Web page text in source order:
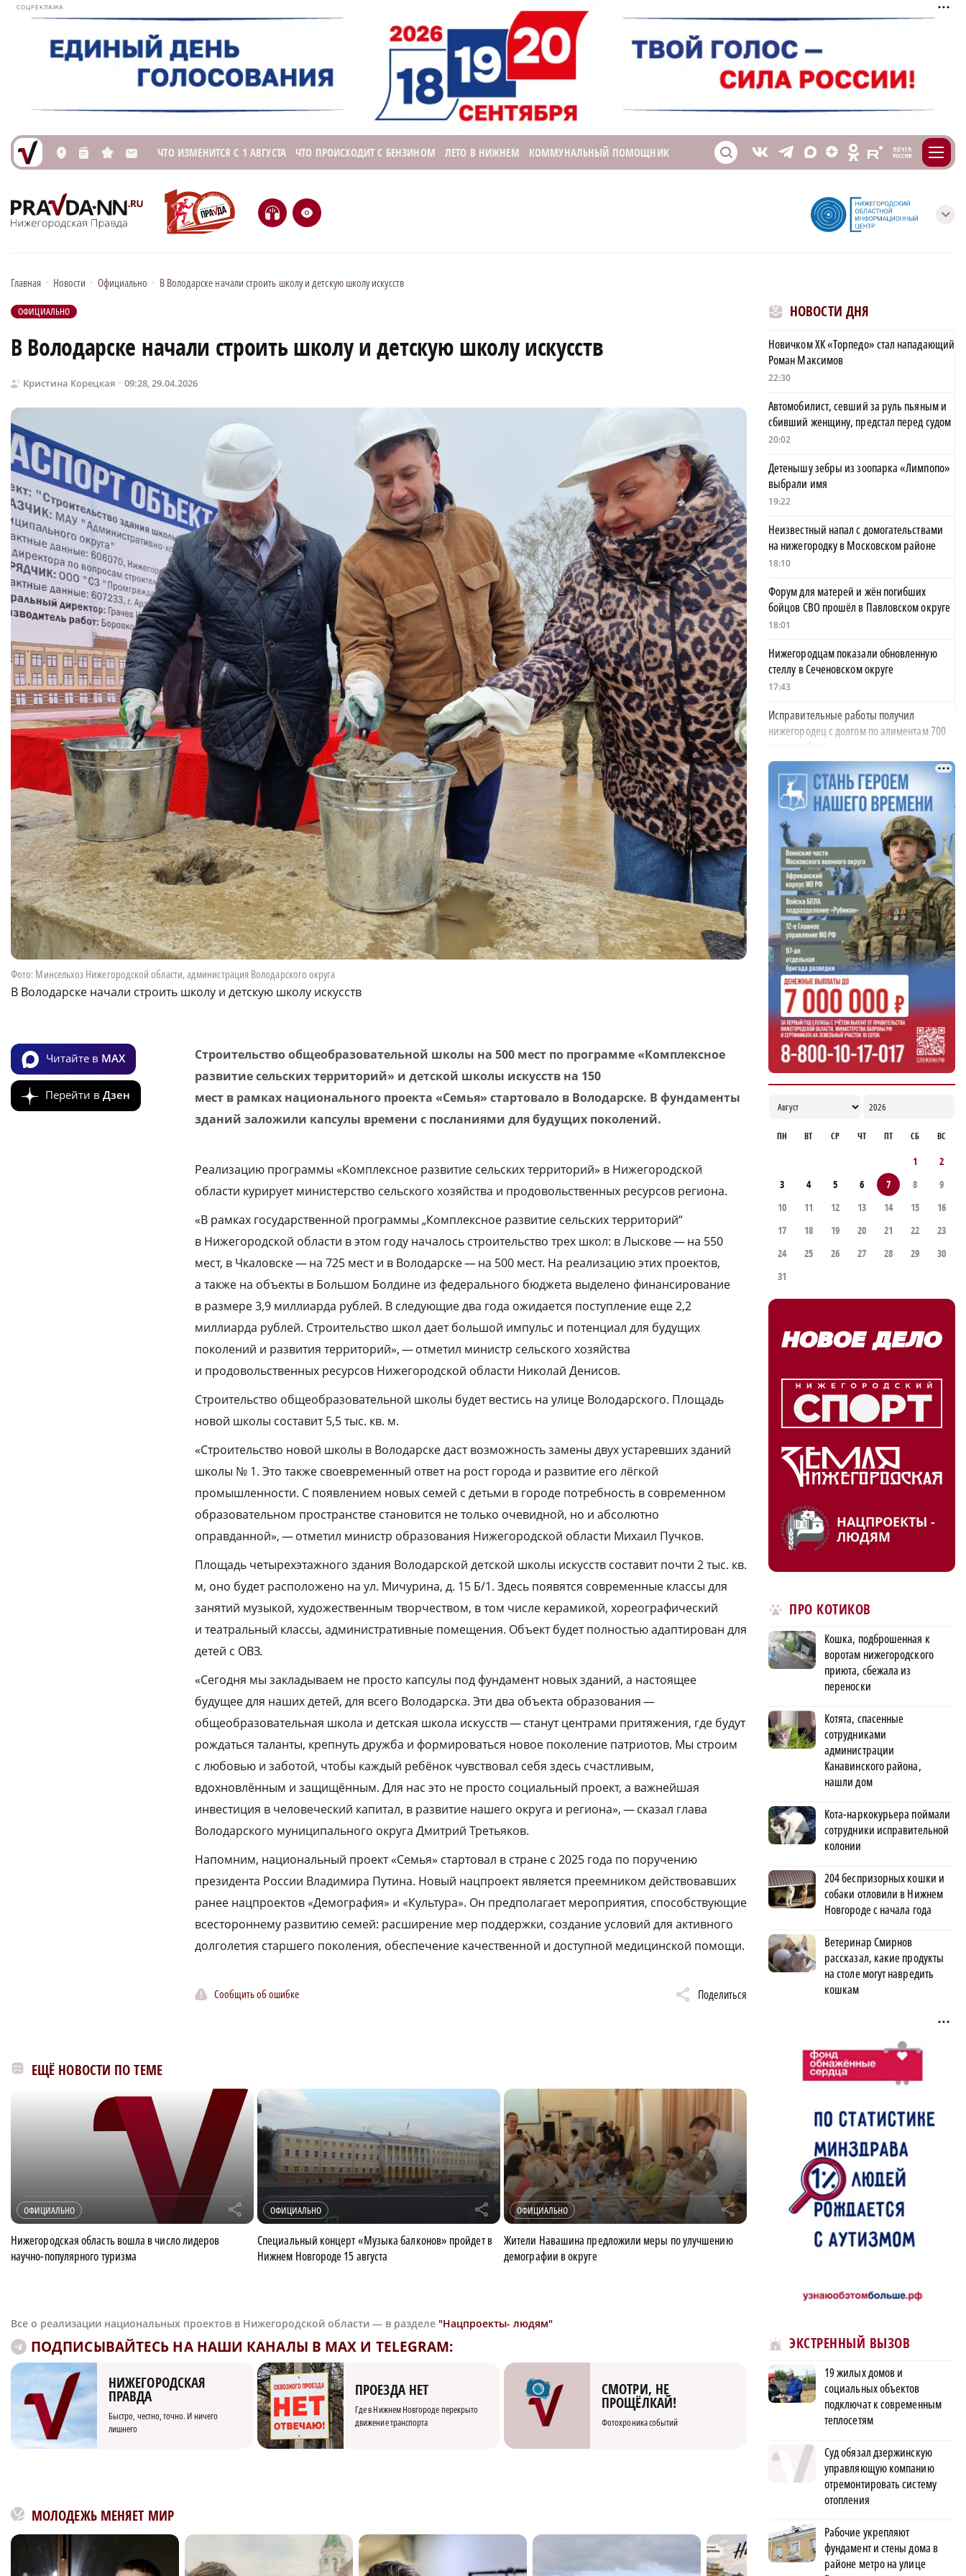
СОЦРЕКЛАМА
L n s M ЧТО ИЗМЕНИТСЯ С 1 АВГУСТА ЧТО ПРОИСХОДИТ С БЕНЗИНОМ ЛЕТО В НИЖНЕМ КОММУНАЛЬНЫЙ ПОМОЩНИК S V T X Z O E m
H e с
Главная • Новости • Официально • В Володарске начали строить школу и детскую школу искусств
ОФИЦИАЛЬНО
В Володарске начали строить школу и детскую школу искусств
Кристина Корецкая 09:28, 29.04.2026
Фото: Минсельхоз Нижегородской области, администрация Володарского округа
В Володарске начали строить школу и детскую школу искусств
Читайте в MAX
Перейти в Дзен
Строительство общеобразовательной школы на 500 мест по программе «Комплексное
развитие сельских территорий» и детской школы искусств на 150
мест в рамках национального проекта «Семья» стартовало в Володарске. В фундаменты
зданий заложили капсулы времени с посланиями для будущих поколений.
Реализацию программы «Комплексное развитие сельских территорий» в Нижегородской
области курирует министерство сельского хозяйства и продовольственных ресурсов региона.
«В рамках государственной программы „Комплексное развитие сельских территорий“
в Нижегородской области в этом году началось строительство трех школ: в Лыскове — на 550
мест, в Чкаловске — на 725 мест и в Володарске — на 500 мест. На реализацию этих проектов,
а также на объекты в Большом Болдине из федерального бюджета выделено финансирование
в размере 3,9 миллиарда рублей. В следующие два года ожидается поступление еще 2,2
миллиарда рублей. Строительство школ дает большой импульс и потенциал для будущих
поколений и развития территорий», — отметил министр сельского хозяйства
и продовольственных ресурсов Нижегородской области Николай Денисов.
Строительство общеобразовательной школы будет вестись на улице Володарского. Площадь
новой школы составит 5,5 тыс. кв. м.
«Строительство новой школы в Володарске даст возможность замены двух устаревших зданий
школы № 1. Это также своевременный ответ на рост города и развитие его лёгкой
промышленности. С появлением новых семей с детьми в городе потребность в современном
образовательном пространстве становится не только очевидной, но и абсолютно
оправданной», — отметил министр образования Нижегородской области Михаил Пучков.
Площадь четырехэтажного здания Володарской детской школы искусств составит почти 2 тыс. кв.
м, оно будет расположено на ул. Мичурина, д. 15 Б/1. Здесь появятся современные классы для
занятий музыкой, художественным творчеством, в том числе керамикой, хореографический
и театральный классы, административные помещения. Объект будет полностью адаптирован для
детей с ОВЗ.
«Сегодня мы закладываем не просто капсулы под фундамент новых зданий, а настоящее
будущее для наших детей, для всего Володарска. Эти два объекта образования —
общеобразовательная школа и детская школа искусств — станут центрами притяжения, где будут
рождаться таланты, крепнуть дружба и формироваться новое поколение патриотов. Мы строим
с любовью и заботой, чтобы каждый ребёнок чувствовал себя здесь счастливым,
вдохновлённым и защищённым. Для нас это не просто социальный проект, а важнейшая
инвестиция в человеческий капитал, в развитие нашего округа и региона», — сказал глава
Володарского муниципального округа Дмитрий Третьяков.
Напомним, национальный проект «Семья» стартовал в стране с 2025 года по поручению
президента России Владимира Путина. Новый нацпроект является преемником действовавших
ранее нацпроектов «Демография» и «Культура». Он предполагает мероприятия, способствующие
всестороннему развитию семей: расширение мер поддержки, создание условий для активного
долголетия старшего поколения, обеспечение качественной и доступной медицинской помощи.
Сообщить об ошибке Поделиться
ЕЩЁ НОВОСТИ ПО ТЕМЕ
ОФИЦИАЛЬНО r
Нижегородская область вошла в число лидеров
научно-популярного туризма
ОФИЦИАЛЬНО r
Специальный концерт «Музыка балконов» пройдет в
Нижнем Новгороде 15 августа
ОФИЦИАЛЬНО r
Жители Навашина предложили меры по улучшению
демографии в округе
Все о реализации национальных проектов в Нижегородской области — в разделе "Нацпроекты- людям"
ПОДПИСЫВАЙТЕСЬ НА НАШИ КАНАЛЫ В MAX И TELEGRAM:
НИЖЕГОРОДСКАЯ
ПРАВДА
Быстро, честно, точно. И ничего
лишнего
ПРОЕЗДА НЕТ
Где в Нижнем Новгороде перекрыто
движение транспорта
СМОТРИ, НЕ
ПРОЩЁЛКАЙ!
Фотохроника событий
МОЛОДЕЖЬ МЕНЯЕТ МИР
×
НОВОСТИ ДНЯ
Новичком ХК «Торпедо» стал нападающий
Роман Максимов
22:30
Автомобилист, севший за руль пьяным и
сбивший женщину, предстал перед судом
20:02
Детенышу зебры из зоопарка «Лимпопо»
выбрали имя
19:22
Неизвестный напал с домогательствами
на нижегородку в Московском районе
18:10
Форум для матерей и жён погибших
бойцов СВО прошёл в Павловском округе
18:01
Нижегородцам показали обновленную
стеллу в Сеченовском округе
17:43
Исправительные работы получил
нижегородец с долгом по алиментам 700
тысяч рублей
17:37
Обращения пострадавших продавцов WB
рассмотрят на заседании оперштаба в
августе
17:21
Нижегородская область вошла в число
лидеров научно-популярного туризма
17:10
Специальный концерт «Музыка
балконов» пройдет в Нижнем Новгороде
15 августа
17:06
ПН ВТ СР ЧТ ПТ СБ ВС
1
2
3
4 5 6 7 8
9
10
11 12 13 14 15
16
17
18 19 20 21 22
23
24
25 26 27 28 29
30
31
НАЦПРОЕКТЫ -
ЛЮДЯМ
ПРО КОТИКОВ
Кошка, подброшенная к
воротам нижегородского
приюта, сбежала из
переноски
Котята, спасенные
сотрудниками
администрации
Канавинского района,
нашли дом
Кота-наркокурьера поймали
сотрудники исправительной
колонии
204 беспризорных кошки и
собаки отловили в Нижнем
Новгороде с начала года
Ветеринар Смирнов
рассказал, какие продукты
на столе могут навредить
кошкам
ЭКСТРЕННЫЙ ВЫЗОВ
19 жилых домов и
социальных объектов
подключат к современным
теплосетям
Суд обязал дзержинскую
управляющую компанию
отремонтировать систему
отопления
Рабочие укрепляют
фундамент и стены дома в
районе метро на улице